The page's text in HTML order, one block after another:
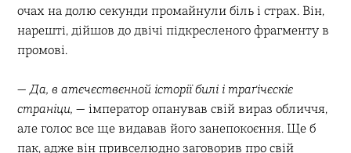
очах на долю секунди промайнули біль і страх. Він,
нарешті, дійшов до двічі підкресленого фрагменту в
промові.
—Да, в атєчєствєнной історії билі і траґічєскіє
страніци, — імператор опанував свій вираз обличчя,
але голос все ще видавав його занепокоєння. Ще б
пак, адже він привселюдно заговорив про свій